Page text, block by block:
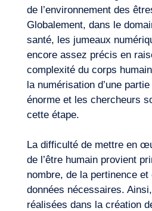
de l’environnement des
Globalement, dans le
santé, les jumeaux
encore assez précis en
complexité du corps
la numérisation d’une
énorme et les chercheurs
cette étape.
La difficulté de mettre en
de l’être humain provient
nombre, de la pertinence et
données nécessaires.
réalisées dans la création